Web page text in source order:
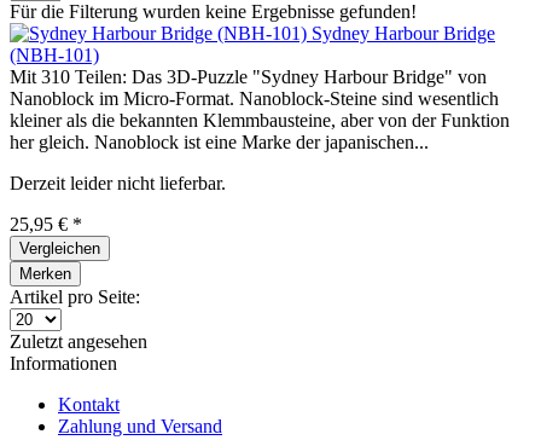
Für die Filterung wurden keine Ergebnisse gefunden!
Sydney Harbour Bridge
(NBH-101)
Mit 310 Teilen: Das 3D-Puzzle "Sydney Harbour Bridge" von
Nanoblock im Micro-Format. Nanoblock-Steine sind wesentlich
kleiner als die bekannten Klemmbausteine, aber von der Funktion
her gleich. Nanoblock ist eine Marke der japanischen...
Derzeit leider nicht lieferbar.
25,95 € *
Vergleichen
Merken
Artikel pro Seite:
Zuletzt angesehen
Informationen
Kontakt
Zahlung und Versand